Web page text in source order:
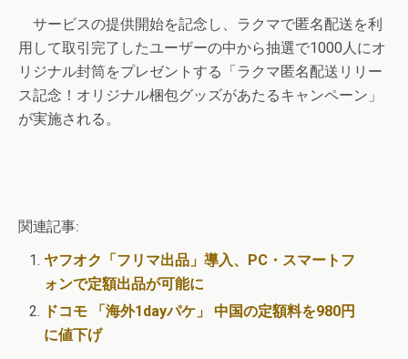
サービスの提供開始を記念し、ラクマで匿名配送を利
用して取引完了したユーザーの中から抽選で1000人にオ
リジナル封筒をプレゼントする「ラクマ匿名配送リリー
ス記念！オリジナル梱包グッズがあたるキャンペーン」
が実施される。
関連記事:
ヤフオク「フリマ出品」導入、PC・スマートフ
ォンで定額出品が可能に
ドコモ 「海外1dayパケ」 中国の定額料を980円
に値下げ